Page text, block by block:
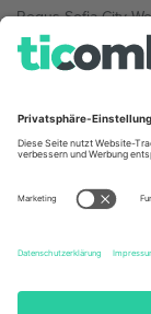
Regus Sofia City
Totleben 53-55,
Bulgaria
Mexico
Av Chapultepec
Norte,
Ciudad de México,
Mexico
Die juristische
Informationen